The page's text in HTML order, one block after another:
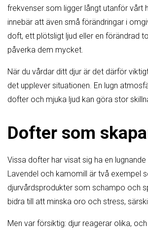
frekvenser som ligger långt utanför vårt
innebär att även små förändringar i
doft, ett plötsligt ljud eller en förändrad
påverka dem mycket.
När du vårdar ditt djur är det därför
det upplever situationen. En lugn
dofter och mjuka ljud kan göra stor
Dofter som
Vissa dofter har visat sig ha en
Lavendel och kamomill är två exempel
djurvårdsprodukter som schampo och
bidra till att minska oro och stress,
Men var försiktig: djur reagerar olika,